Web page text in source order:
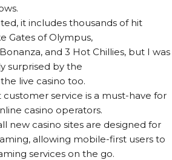
it includes thousands of hit
Gates of Olympus,
and 3 Hot Chillies, but I was
surprised by the
live casino too.
customer service is a must-have for
casino operators.
new casino sites are designed for
allowing mobile-first users to
services on the go.